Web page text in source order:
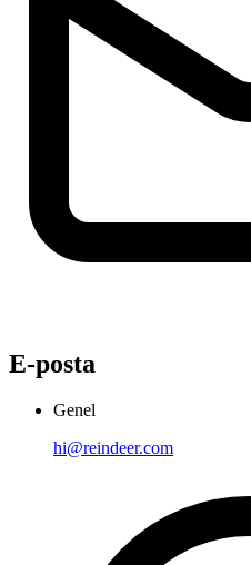
E-posta
Genel
hi@reindeer.com